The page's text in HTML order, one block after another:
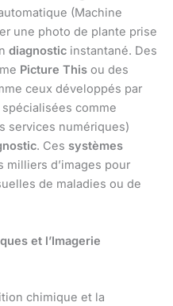
(Machine
une photo de plante prise
diagnostic instantané. Des
Picture This ou des
ceux développés par
comme
services numériques)
. Ces systèmes
milliers d’images pour
de maladies ou de
et l’Imagerie
chimique et la